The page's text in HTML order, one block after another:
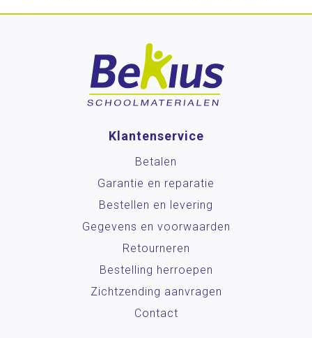
Klantenservice
Betalen
Garantie en reparatie
Bestellen en levering
Gegevens en voorwaarden
Retourneren
Bestelling herroepen
Zichtzending aanvragen
Contact